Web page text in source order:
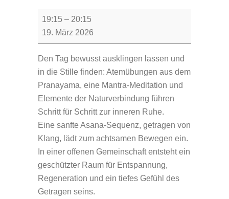
Yoga
am
mit
Gesa
Bade
19:15 – 20:15
19. März 2026
Den Tag bewusst ausklingen lassen und
in die Stille finden: Atemübungen aus dem
Pranayama, eine Mantra-Meditation und
Elemente der Naturverbindung führen
Schritt für Schritt zur inneren Ruhe.
Eine sanfte Asana-Sequenz, getragen von
Klang, lädt zum achtsamen Bewegen ein.
In einer offenen Gemeinschaft entsteht ein
geschützter Raum für Entspannung,
Regeneration und ein tiefes Gefühl des
Getragen seins.